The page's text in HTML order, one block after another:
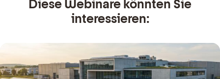
Diese Webinare könnten Sie
interessieren: